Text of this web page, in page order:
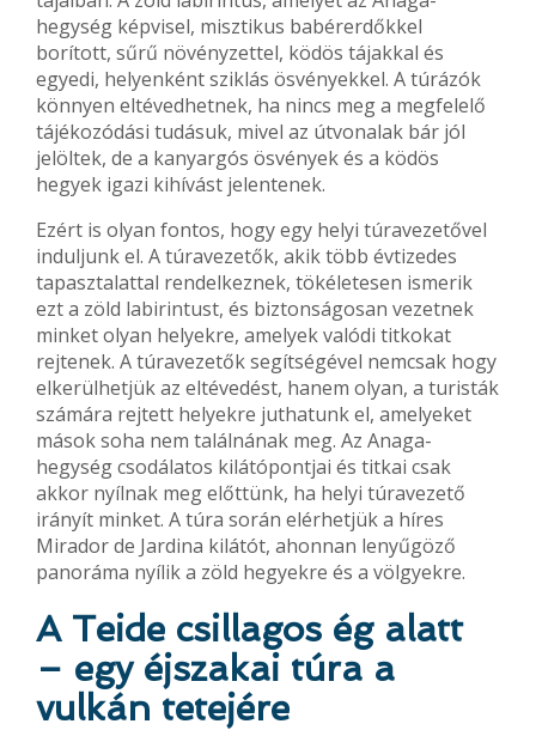
hegység képvisel, misztikus babérerdőkkel
borított, sűrű növényzettel, ködös tájakkal és
egyedi, helyenként sziklás ösvényekkel. A túrázók
könnyen eltévedhetnek, ha nincs meg a megfelelő
tájékozódási tudásuk, mivel az útvonalak bár jól
jelöltek, de a kanyargós ösvények és a ködös
hegyek igazi kihívást jelentenek.
Ezért is olyan fontos, hogy egy helyi túravezetővel
induljunk el. A túravezetők, akik több évtizedes
tapasztalattal rendelkeznek, tökéletesen ismerik
ezt a zöld labirintust, és biztonságosan vezetnek
minket olyan helyekre, amelyek valódi titkokat
rejtenek. A túravezetők segítségével nemcsak hogy
elkerülhetjük az eltévedést, hanem olyan, a turisták
számára rejtett helyekre juthatunk el, amelyeket
mások soha nem találnának meg. Az Anaga-
hegység csodálatos kilátópontjai és titkai csak
akkor nyílnak meg előttünk, ha helyi túravezető
irányít minket. A túra során elérhetjük a híres
Mirador de Jardina kilátót, ahonnan lenyűgöző
panoráma nyílik a zöld hegyekre és a völgyekre.
A Teide csillagos ég alatt
– egy éjszakai túra a
vulkán tetejére